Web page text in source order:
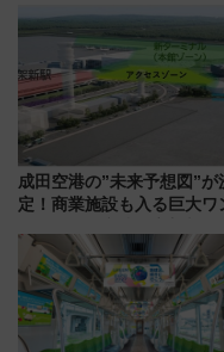
な夜
成田空港の”未来予想図”が
定！商業施設も入る巨大ワ
で新型特急が品川･羽田と
ぶ！ JR空港駅は2面3線化！